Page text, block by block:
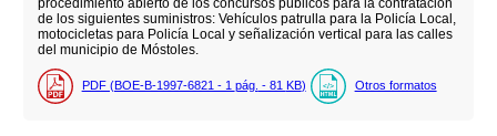
procedimiento abierto de los concursos públicos para la contratación
de los siguientes suministros: Vehículos patrulla para la Policía Local,
motocicletas para Policía Local y señalización vertical para las calles
del municipio de Móstoles.
PDF (BOE-B-1997-6821 - 1 pág. - 81 KB) Otros formatos